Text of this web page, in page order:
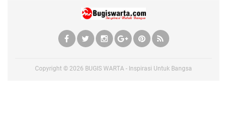
Copyright © 2026 BUGIS WARTA - Inspirasi Untuk Bangsa